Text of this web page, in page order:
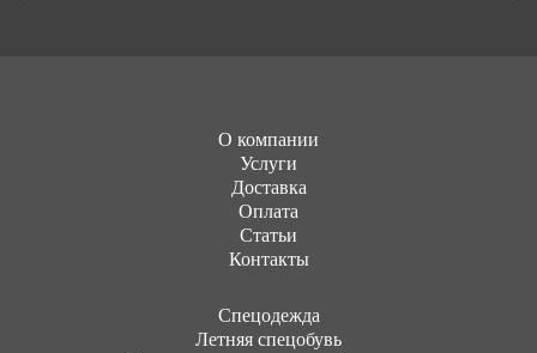
О компании
Услуги
Доставка
Оплата
Статьи
Контакты
Cпецодежда
Летняя спецобувь